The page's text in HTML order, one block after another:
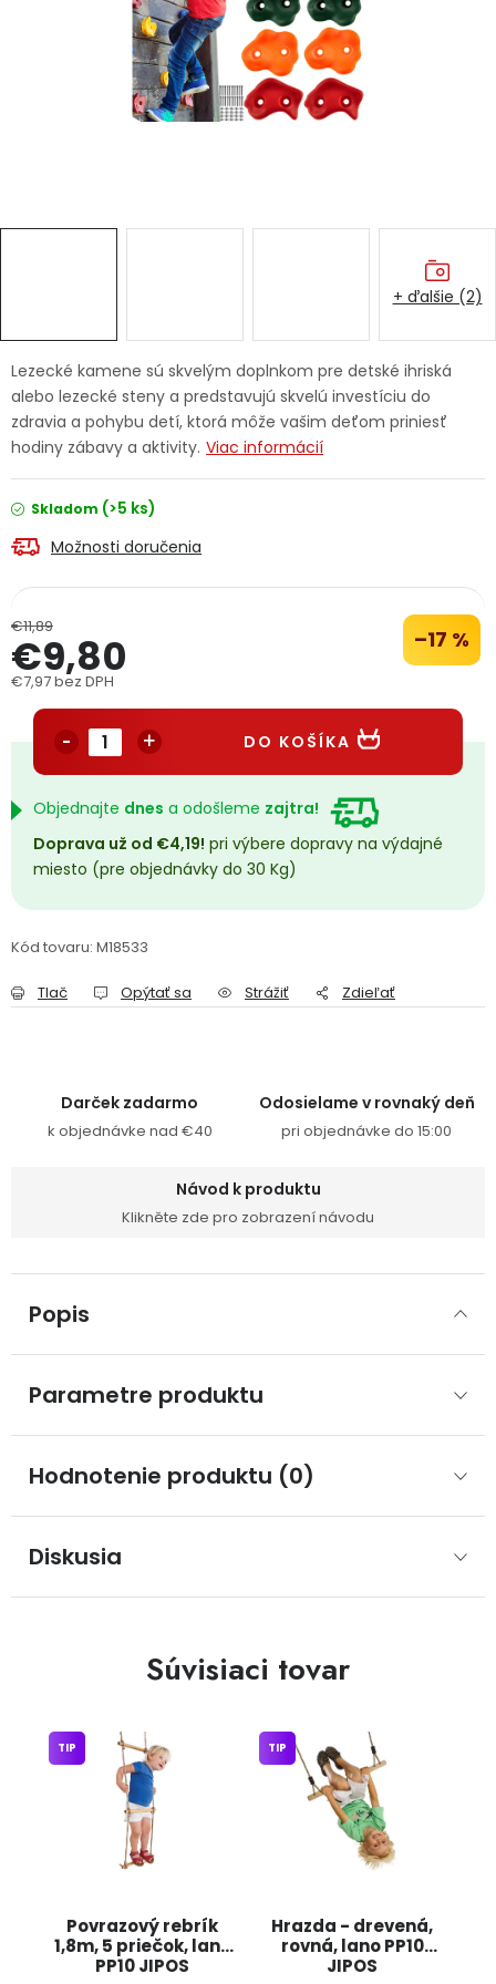
Ochranné pracovné pomôcky
Servis náradia Hodnotenie obchodu
Doprava a platba Váš zákaznícky účet
Kontakty
Reklamačný formulár Odstúpenie v lehote 14 dní
Obchodné podmienky Reklamačný poriadok
Přihlášení Registrace
Lezecké kamene sú skvelým doplnkom pre detské ihriská
alebo lezecké steny a predstavujú skvelú investíciu do
zdravia a pohybu detí, ktorá môže vašim deťom priniesť
hodiny zábavy a aktivity. Viac informácií
Skladom (>5 ks)
Možnosti doručenia
€11,89 –17 %
€9,80
€7,97 bez DPH
DO KOŠÍKA
Objednajte dnes a odošleme zajtra!
Doprava už od €4,19! pri výbere dopravy na výdajné
miesto (pre objednávky do 30 Kg)
Kód tovaru: M18533
Tlač Opýtať sa Strážiť Zdieľať
+ ďalšie (2)
Darček zadarmo
k objednávke nad €40
Odosielame v rovnaký deň
pri objednávke do 15:00
Návod k produktu
Klikněte zde pro zobrazení návodu
Popis
Parametre produktu
Hodnotenie produktu (0)
Diskusia
Súvisiaci tovar
Povrazový rebrík
1,8m, 5 priečok, lano
PP10 JIPOS
TIP
Hrazda - drevená,
rovná, lano PP10
JIPOS
TIP